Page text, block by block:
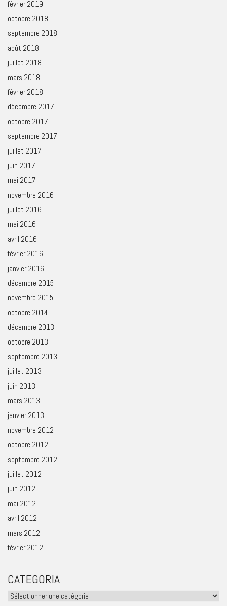
février 2019
octobre 2018
septembre 2018
août 2018
juillet 2018
mars 2018
février 2018
décembre 2017
octobre 2017
septembre 2017
juillet 2017
juin 2017
mai 2017
novembre 2016
juillet 2016
mai 2016
avril 2016
février 2016
janvier 2016
décembre 2015
novembre 2015
octobre 2014
décembre 2013
octobre 2013
septembre 2013
juillet 2013
juin 2013
mars 2013
janvier 2013
novembre 2012
octobre 2012
septembre 2012
juillet 2012
juin 2012
mai 2012
avril 2012
mars 2012
février 2012
CATEGORIA
Categoria